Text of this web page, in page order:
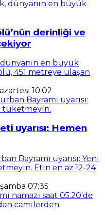
derinliği ve
en büyük
451 metreye ulaşan
10:02
uyarısı: Hemen
Bayramı uyarısı: Yeni
Etin en az 12-24
07:35